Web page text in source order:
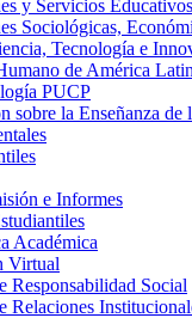
y Servicios Educativos
Sociológicas,
Tecnología e
de América
PUCP
sobre la Enseñanza
e Informes
Académica
Virtual
Responsabilidad Social
Relaciones